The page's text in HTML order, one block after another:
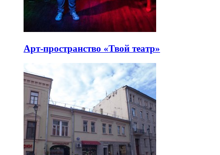
Арт-пространство «Твой театр»